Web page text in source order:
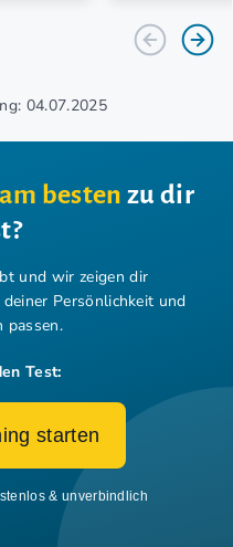
04.07.2025
am besten zu dir
und wir zeigen dir
deiner Persönlichkeit und
passen.
Test:
starten
& unverbindlich